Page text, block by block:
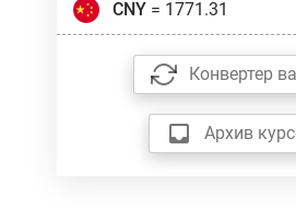
CNY= 1771.31
Конвертер
Архив